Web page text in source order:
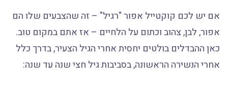
אם יש לכם קוקטייל אפור "רגיל" – זה שהצבעים שלו הם
אפור, לבן, צהוב וכתום על הלחיים – אז אתם במקום טוב.
כאן ההבדלים בולטים יחסית אחרי הגיל הצעיר, בדרך כלל
אחרי הנשירה הראשונה, בסביבות גיל חצי שנה עד שנה: